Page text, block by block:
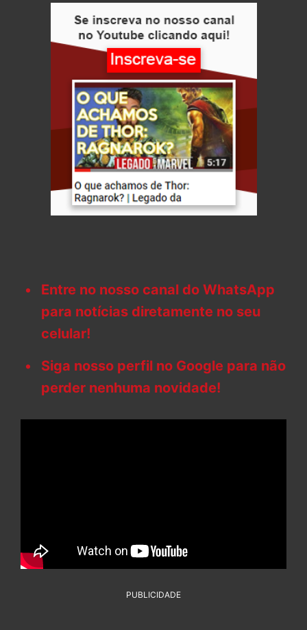
Entre no nosso canal do WhatsApp
para notícias diretamente no seu
celular!
Siga nosso perfil no Google para não
perder nenhuma novidade!
PUBLICIDADE